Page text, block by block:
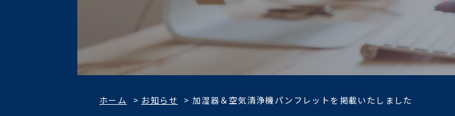
ホーム > お知らせ > 加湿器＆空気清浄機パンフレットを掲載いたしました